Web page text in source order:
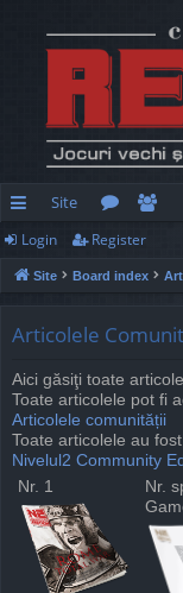
ui
ck
Site
or
u
e
m
Login Register
Site Board index
Articolele
Aici găsiţi toate
Toate articolele pot fi
Articolele comunității
Toate articolele au
Nivelul2 Community
Nr. 1
Nr.